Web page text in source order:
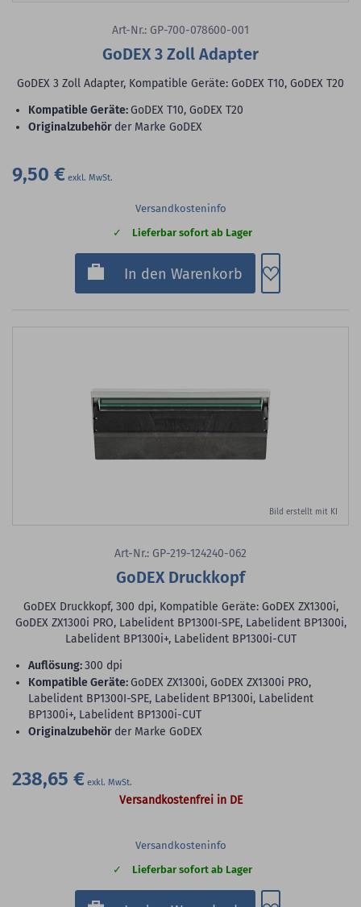
Art-Nr.: GP-700-078600-001
GoDEX 3 Zoll Adapter
GoDEX 3 Zoll Adapter, Kompatible Geräte: GoDEX T10, GoDEX T20
Kompatible Geräte:GoDEX T10, GoDEX T20
Originalzubehör der Marke GoDEX
9,50 €
Versandkosteninfo
Lieferbar sofort ab Lager
In den Warenkorb Zum
Bild erstellt mit KI
Art-Nr.: GP-219-124240-062
GoDEX Druckkopf
GoDEX Druckkopf, 300 dpi, Kompatible Geräte: GoDEX ZX1300i,
GoDEX ZX1300i PRO, Labelident BP1300I-SPE, Labelident BP1300i,
Labelident BP1300i+, Labelident BP1300i-CUT
Auflösung:300 dpi
Kompatible Geräte:GoDEX ZX1300i, GoDEX ZX1300i PRO,
Labelident BP1300I-SPE, Labelident BP1300i, Labelident
BP1300i+, Labelident BP1300i-CUT
Originalzubehör der Marke GoDEX
238,65 €
Versandkostenfrei in DE
Versandkosteninfo
Lieferbar sofort ab Lager